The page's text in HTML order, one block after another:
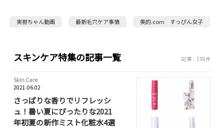
実樹ちゃん動画 最新毛穴ケア事情 美的.com すっぴん女子
スキンケア特集の記事一覧 記事：198件
Skin Care
2021.06.02
さっぱりな香りでリフレッシ
ュ！暑い夏にぴったりな2021
年初夏の新作ミスト化粧水4選